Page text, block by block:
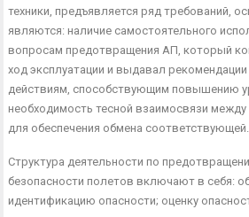
техники, предъявляется ряд требований,
являются: наличие самостоятельного
вопросам предотвращения АП, который
ход эксплуатации и выдавал
действиям, способствующим повышению
необходимость тесной взаимосвязи
для обеспечения обмена
Структура деятельности по
безопасности полетов включают в себя:
идентификацию опасности; оценку